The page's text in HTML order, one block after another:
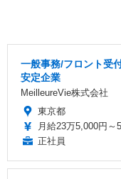
一般事務/フロント受
安定企業
MeilleureVie株式会社
東京都
月給23万5,000円～
正社員